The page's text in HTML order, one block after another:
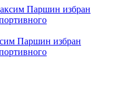
Паршин избран